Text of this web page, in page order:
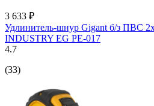
3 633 ₽
Удлинитель-шнур Gigant б/з ПВС
INDUSTRY EG PE-017
4.7
(33)